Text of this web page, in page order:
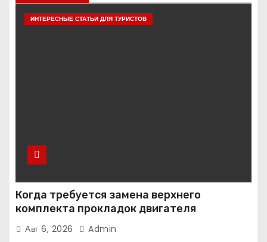
ИНТЕРЕСНЫЕ СТАТЬИ ДЛЯ ТУРИСТОВ
Когда требуется замена верхнего
комплекта прокладок двигателя
Авг 6, 2026 Admin